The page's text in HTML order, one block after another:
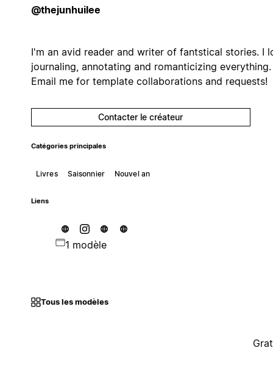
@thejunhuilee
I'm an avid reader and writer of fantstical stories. I
journaling, annotating and romanticizing everything.
Email me for template collaborations and requests!
Contacter le créateur
Catégories principales
Livres Saisonnier Nouvel an
Liens
1 modèle
Tous les modèles